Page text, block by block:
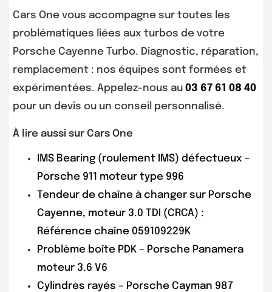
Cars One vous accompagne sur toutes les
problématiques liées aux turbos de votre
Porsche Cayenne Turbo. Diagnostic, réparation,
remplacement : nos équipes sont formées et
expérimentées. Appelez-nous au 03 67 61 08 40
pour un devis ou un conseil personnalisé.
À lire aussi sur Cars One
IMS Bearing (roulement IMS) défectueux –
Porsche 911 moteur type 996
Tendeur de chaîne à changer sur Porsche
Cayenne, moteur 3.0 TDI (CRCA) :
Référence chaîne 059109229K
Problème boîte PDK – Porsche Panamera
moteur 3.6 V6
Cylindres rayés – Porsche Cayman 987